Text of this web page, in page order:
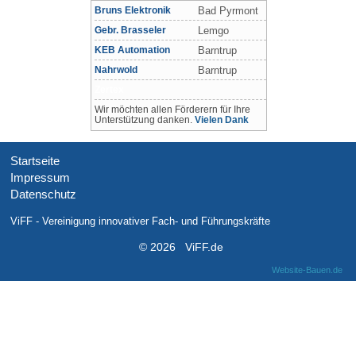
Bruns Elektronik Bad Pyrmont
Gebr. Brasseler Lemgo
KEB Automation Barntrup
Nahrwold Barntrup
Wir möchten allen Förderern für Ihre
Unterstützung danken. Vielen Dank
Startseite
Impressum
Datenschutz
ViFF - Vereinigung innovativer Fach- und Führungskräfte
© 2026 ViFF.de
Website-Bauen.de